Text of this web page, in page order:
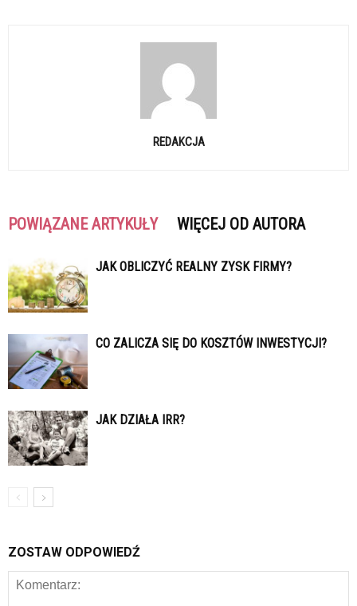
REDAKCJA
POWIĄZANE ARTYKUŁY WIĘCEJ OD AUTORA
JAK OBLICZYĆ REALNY ZYSK FIRMY?
CO ZALICZA SIĘ DO KOSZTÓW INWESTYCJI?
JAK DZIAŁA IRR?
ZOSTAW ODPOWIEDŹ